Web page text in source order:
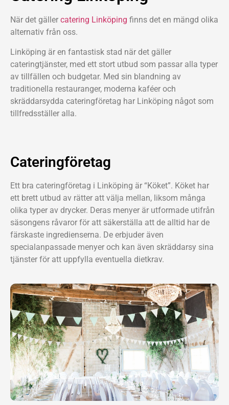
När det gäller catering Linköping finns det en mängd olika
alternativ från oss.
Linköping är en fantastisk stad när det gäller
cateringtjänster, med ett stort utbud som passar alla typer
av tillfällen och budgetar. Med sin blandning av
traditionella restauranger, moderna kaféer och
skräddarsydda cateringföretag har Linköping något som
tillfredsställer alla.
Cateringföretag
Ett bra cateringföretag i Linköping är “Köket”. Köket har
ett brett utbud av rätter att välja mellan, liksom många
olika typer av drycker. Deras menyer är utformade utifrån
säsongens råvaror för att säkerställa att de alltid har de
färskaste ingredienserna. De erbjuder även
specialanpassade menyer och kan även skräddarsy sina
tjänster för att uppfylla eventuella dietkrav.